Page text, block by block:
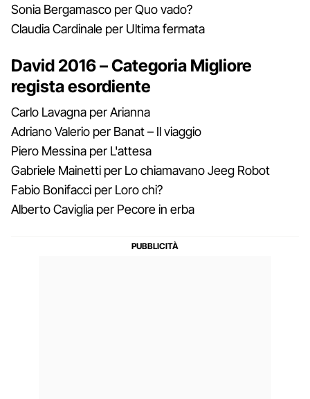
Sonia Bergamasco per Quo vado?
Claudia Cardinale per Ultima fermata
David 2016 – Categoria Migliore
regista esordiente
Carlo Lavagna per Arianna
Adriano Valerio per Banat – Il viaggio
Piero Messina per L'attesa
Gabriele Mainetti per Lo chiamavano Jeeg Robot
Fabio Bonifacci per Loro chi?
Alberto Caviglia per Pecore in erba